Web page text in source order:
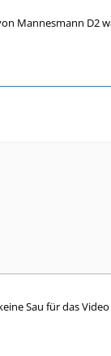
Mannesmann D2
Sau für das